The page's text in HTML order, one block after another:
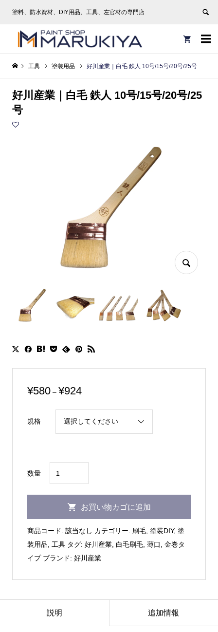
塗料、防水資材、DIY用品、工具、左官材の専門店


工具 塗装用品 好川産業｜白毛 鉄人 10号/15号/20号/25号
好川産業｜白毛 鉄人 10号/15号/20号/25
号
¥580 – ¥924
¥580
規格
数量
川
産
毛
鉄
人
号/20
お買い物カゴに追加
商品コード: 該当なし カテゴリー: 刷毛, 塗装DIY, 塗
装用品, 工具 タグ: 好川産業, 白毛刷毛, 薄口, 金巻タ
イプ ブランド: 好川産業
説明 追加情報